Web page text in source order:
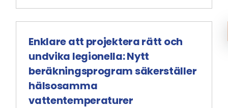
Enklare att projektera rätt och
undvika legionella: Nytt
beräkningsprogram säkerställer
hälsosamma
vattentemperaturer